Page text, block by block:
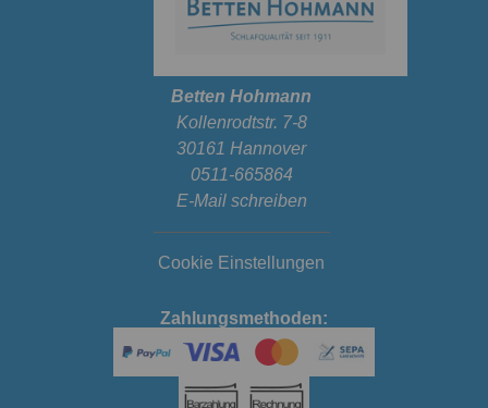
Betten Hohmann
Kollenrodtstr. 7-8
30161 Hannover
0511-665864
E-Mail schreiben
Cookie Einstellungen
Zahlungsmethoden: